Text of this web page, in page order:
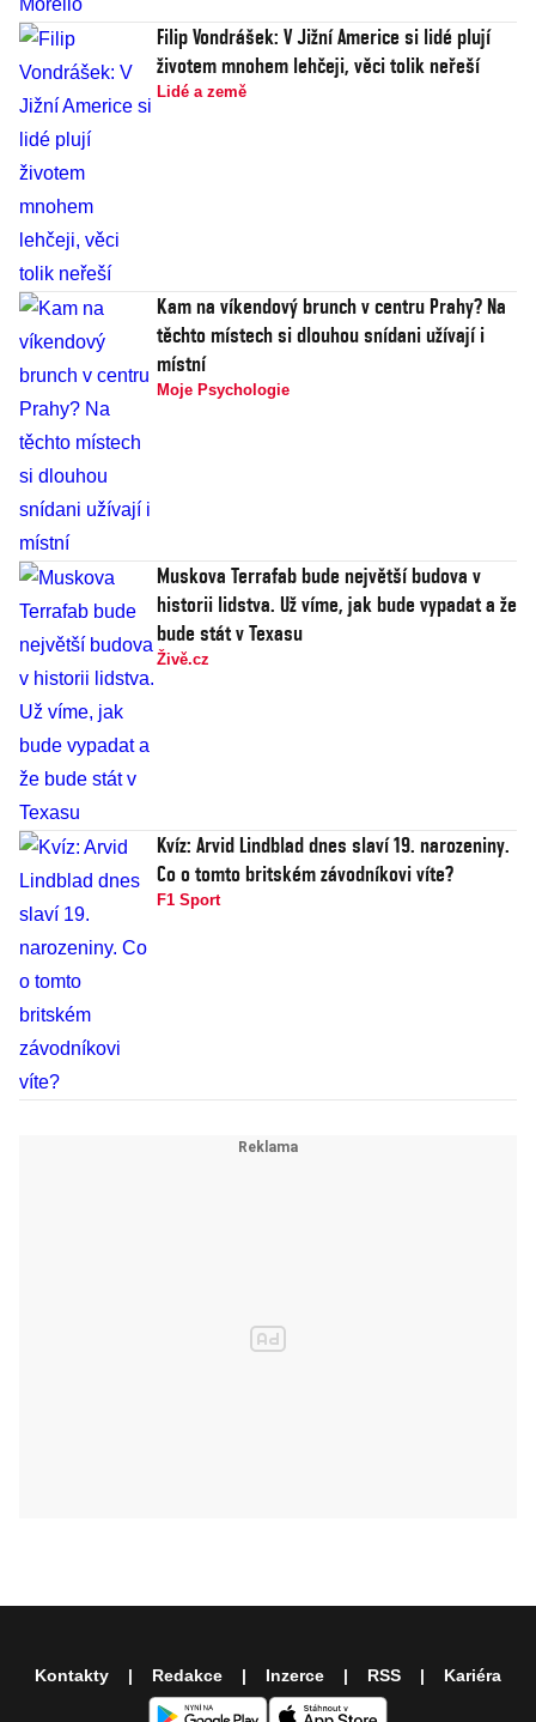
Filip Vondrášek: V Jižní Americe si lidé plují
životem mnohem lehčeji, věci tolik neřeší
Lidé a země
Kam na víkendový brunch v centru Prahy? Na
těchto místech si dlouhou snídani užívají i
místní
Moje Psychologie
Muskova Terrafab bude největší budova v
historii lidstva. Už víme, jak bude vypadat a že
bude stát v Texasu
Živě.cz
Kvíz: Arvid Lindblad dnes slaví 19. narozeniny.
Co o tomto britském závodníkovi víte?
F1 Sport
Kontakty Redakce Inzerce RSS Kariéra